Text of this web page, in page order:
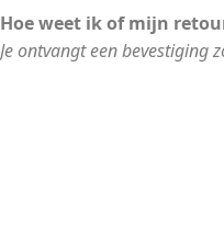
Hoe weet ik of mijn
Je ontvangt een bevestiging